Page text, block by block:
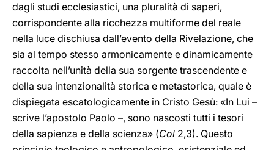
dagli studi ecclesiastici, una pluralità di saperi,
corrispondente alla ricchezza multiforme del reale
nella luce dischiusa dall’evento della Rivelazione, che
sia al tempo stesso armonicamente e dinamicamente
raccolta nell’unità della sua sorgente trascendente e
della sua intenzionalità storica e metastorica, quale è
dispiegata escatologicamente in Cristo Gesù: «In Lui –
scrive l’apostolo Paolo –, sono nascosti tutti i tesori
della sapienza e della scienza» (Col 2,3). Questo